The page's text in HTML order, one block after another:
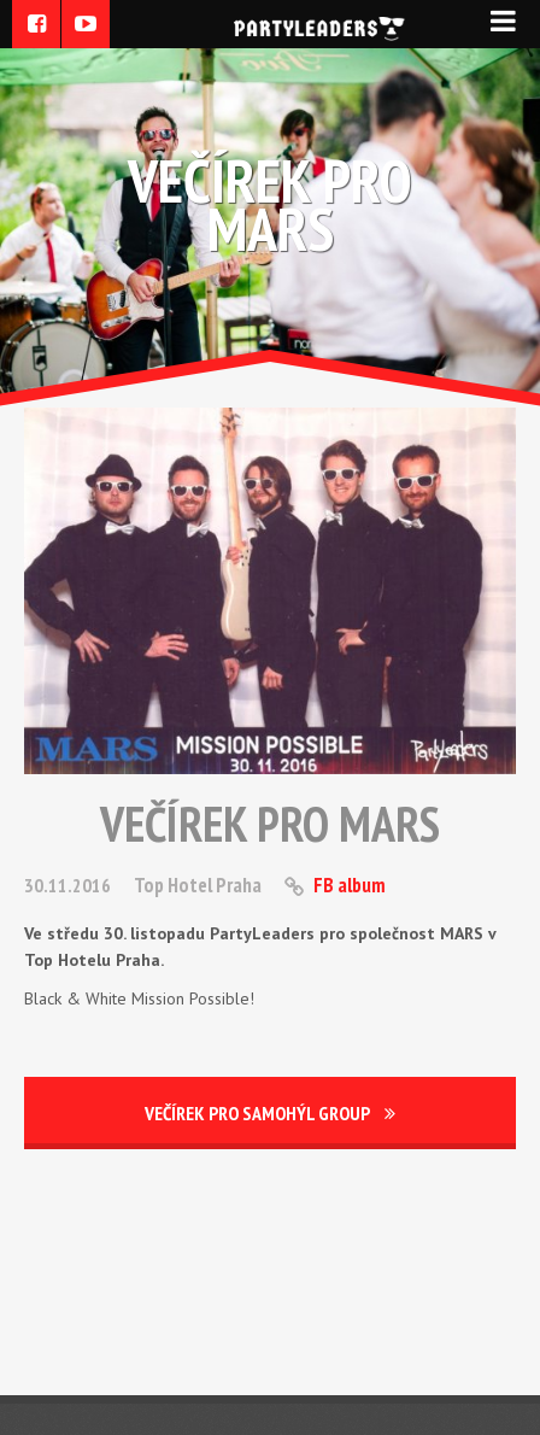
VEČÍREK PRO
MARS
VEČÍREK PRO MARS
30.11.2016 Top Hotel Praha FB album
Ve středu 30. listopadu PartyLeaders pro společnost MARS v
Top Hotelu Praha.
Black & White Mission Possible!
VEČÍREK PRO SAMOHÝL GROUP